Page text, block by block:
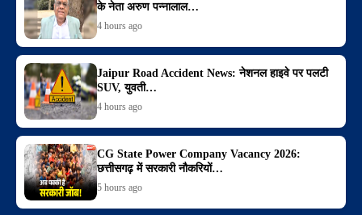
के नेता अरुण पन्नालाल…
4 hours ago
Jaipur Road Accident News: नेशनल हाइवे पर पलटी
SUV, युवती…
4 hours ago
CG State Power Company Vacancy 2026:
छत्तीसगढ़ में सरकारी नौकरियों…
5 hours ago